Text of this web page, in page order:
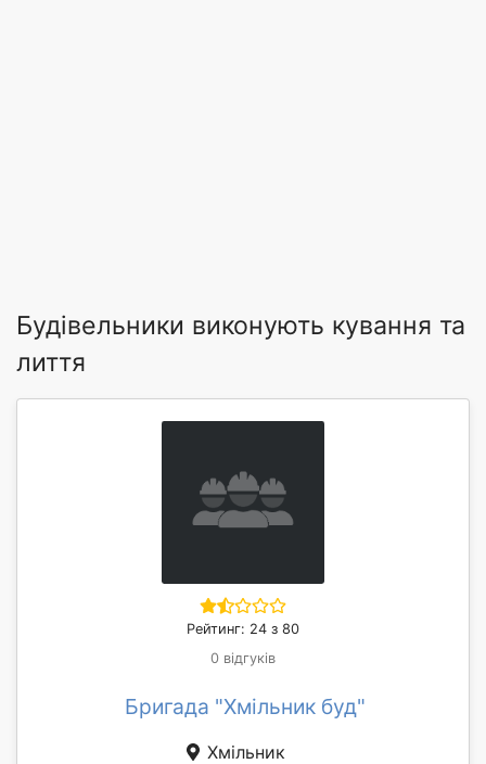
Будівельники виконують кування та
лиття
Рейтинг: 24 з 80
0 відгуків
Бригада "Хмільник буд"
Хмільник